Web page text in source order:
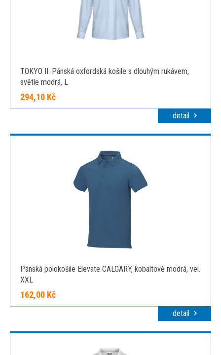
TOKYO II. Pánská oxfordská košile s dlouhým rukávem,
světle modrá, L
294,10 Kč
detail
Pánská polokošile Elevate CALGARY, kobaltově modrá, vel.
XXL
162,00 Kč
detail